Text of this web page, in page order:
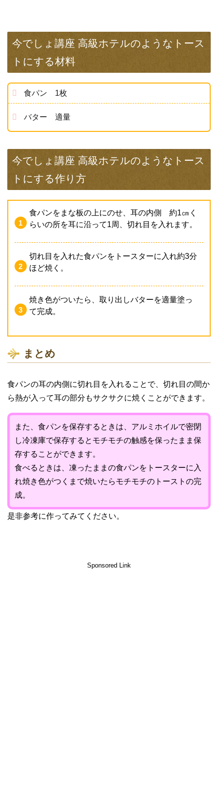
今でしょ講座 高級ホテルのようなトース
トにする材料
食パン 1枚
バター 適量
今でしょ講座 高級ホテルのようなトース
トにする作り方
食パンをまな板の上にのせ、耳の内側 約1㎝く
らいの所を耳に沿って1周、切れ目を入れます。
切れ目を入れた食パンをトースターに入れ約3分
ほど焼く。
焼き色がついたら、取り出しバターを適量塗っ
て完成。
まとめ
食パンの耳の内側に切れ目を入れることで、切れ目の間か
ら熱が入って耳の部分もサクサクに焼くことができます。
また、食パンを保存するときは、アルミホイルで密閉
し冷凍庫で保存するとモチモチの触感を保ったまま保
存することができます。
食べるときは、凍ったままの食パンをトースターに入
れ焼き色がつくまで焼いたらモチモチのトーストの完
成。
是非参考に作ってみてください。
Sponsored Link